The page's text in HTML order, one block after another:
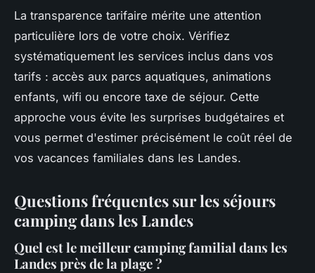
La transparence tarifaire mérite une attention
particulière lors de votre choix. Vérifiez
systématiquement les services inclus dans vos
tarifs : accès aux parcs aquatiques, animations
enfants, wifi ou encore taxe de séjour. Cette
approche vous évite les surprises budgétaires et
vous permet d'estimer précisément le coût réel de
vos vacances familiales dans les Landes.
Questions fréquentes sur les séjours
camping dans les Landes
Quel est le meilleur camping familial dans les
Landes près de la plage ?